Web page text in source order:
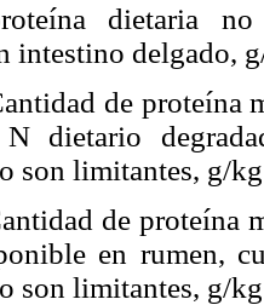
dietaria no
intestino delgado,
de proteína
dietario
son limitantes, g/
de proteína
en rumen,
son limitantes, g/